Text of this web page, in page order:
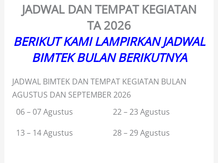
JADWAL DAN TEMPAT KEGIATAN
TA 2026
BERIKUT KAMI LAMPIRKAN JADWAL
BIMTEK BULAN BERIKUTNYA
JADWAL BIMTEK DAN TEMPAT KEGIATAN BULAN
AGUSTUS DAN SEPTEMBER 2026
06 – 07 Agustus
22 – 23 Agustus
13 – 14 Agustus
28 – 29 Agustus